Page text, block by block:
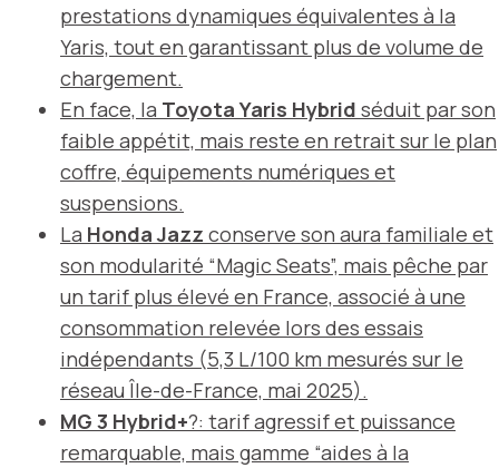
prestations dynamiques équivalentes à la
Yaris, tout en garantissant plus de volume de
chargement.
En face, la Toyota Yaris Hybrid séduit par son
faible appétit, mais reste en retrait sur le plan
coffre, équipements numériques et
suspensions.
La Honda Jazz conserve son aura familiale et
son modularité “Magic Seats”, mais pêche par
un tarif plus élevé en France, associé à une
consommation relevée lors des essais
indépendants (5,3 L/100 km mesurés sur le
réseau Île-de-France, mai 2025).
MG 3 Hybrid+?: tarif agressif et puissance
remarquable, mais gamme “aides à la